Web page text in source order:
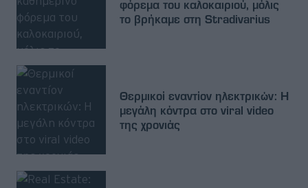
φόρεμα του καλοκαιριού, μόλις
το βρήκαμε στη Stradivarius
Θερμικοί εναντίον ηλεκτρικών: Η
μεγάλη κόντρα στο viral video
της χρονιάς